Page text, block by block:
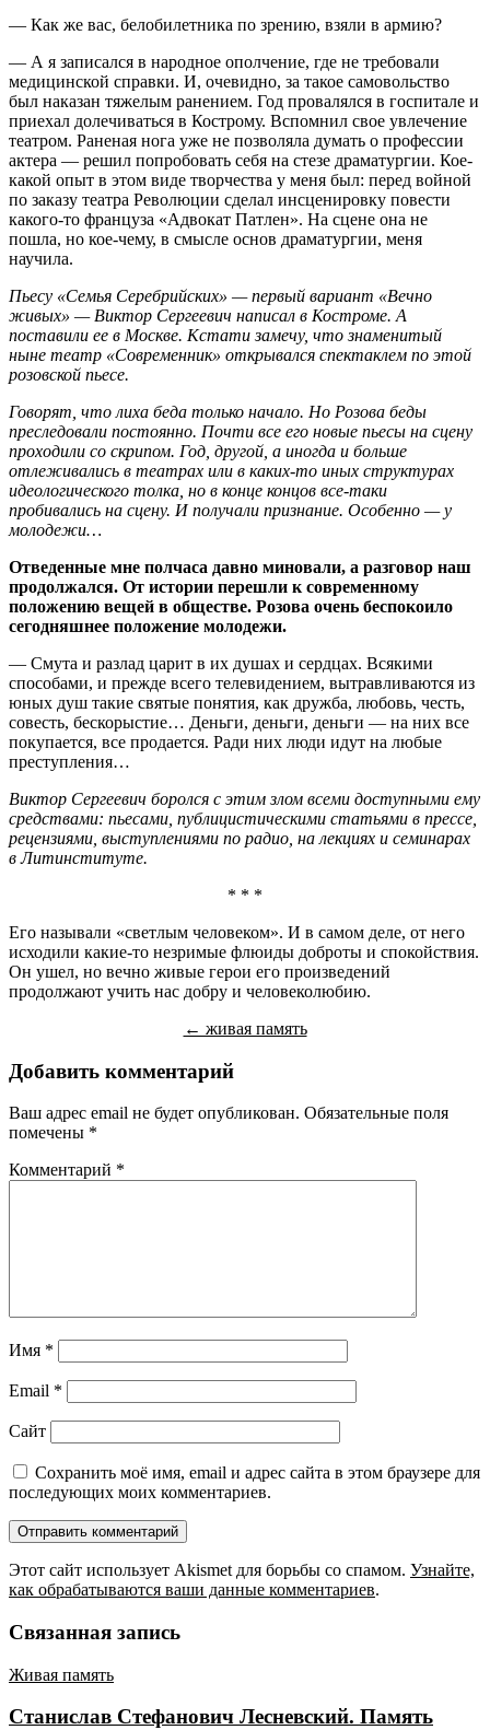
— Как же вас, белобилетника по зрению, взяли в армию?
— А я записался в народное ополчение, где не требовали
медицинской справки. И, очевидно, за такое самовольство
был наказан тяжелым ранением. Год провалялся в госпитале и
приехал долечиваться в Кострому. Вспомнил свое увлечение
театром. Раненая нога уже не позволяла думать о профессии
актера — решил попробовать себя на стезе драматургии. Кое-
какой опыт в этом виде творчества у меня был: перед войной
по заказу театра Революции сделал инсценировку повести
какого-то француза «Адвокат Патлен». На сцене она не
пошла, но кое-чему, в смысле основ драматургии, меня
научила.
Пьесу «Семья Серебрийских» — первый вариант «Вечно
живых» — Виктор Сергеевич написал в Костроме. А
поставили ее в Москве. Кстати замечу, что знаменитый
ныне театр «Современник» открывался спектаклем по этой
розовской пьесе.
Говорят, что лиха беда только начало. Но Розова беды
преследовали постоянно. Почти все его новые пьесы на сцену
проходили со скрипом. Год, другой, а иногда и больше
отлеживались в театрах или в каких-то иных структурах
идеологического толка, но в конце концов все-таки
пробивались на сцену. И получали признание. Особенно — у
молодежи…
Отведенные мне полчаса давно миновали, а разговор наш
продолжался. От истории перешли к современному
положению вещей в обществе. Розова очень беспокоило
сегодняшнее положение молодежи.
— Смута и разлад царит в их душах и сердцах. Всякими
способами, и прежде всего телевидением, вытравливаются из
юных душ такие святые понятия, как дружба, любовь, честь,
совесть, бескорыстие… Деньги, деньги, деньги — на них все
покупается, все продается. Ради них люди идут на любые
преступления…
Виктор Сергеевич боролся с этим злом всеми доступными ему
средствами: пьесами, публицистическими статьями в прессе,
рецензиями, выступлениями по радио, на лекциях и семинарах
в Литинституте.
* * *
Его называли «светлым человеком». И в самом деле, от него
исходили какие-то незримые флюиды доброты и спокойствия.
Он ушел, но вечно живые герои его произведений
продолжают учить нас добру и человеколюбию.
← живая память
Добавить комментарий
Ваш адрес email не будет опубликован. Обязательные поля
помечены *
Комментарий *
Имя *
Email *
Сайт
Сохранить моё имя, email и адрес сайта в этом браузере для
последующих моих комментариев.
Этот сайт использует Akismet для борьбы со спамом. Узнайте,
как обрабатываются ваши данные комментариев.
Связанная запись
Живая память
Станислав Стефанович Лесневский. Память